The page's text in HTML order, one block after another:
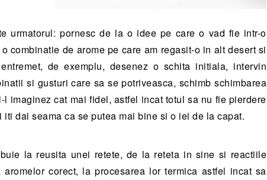
urmatorul: pornesc de la o idee pe care o vad fie intr-o
combinatie de arome pe care am regasit-o in alt desert si
de exemplu, desenez o schita initiala, intervin
si gusturi care sa se potriveasca, schimb schimbarea
imaginez cat mai fidel, astfel incat totul sa nu fie pierdere
dai seama ca se putea mai bine si o iei de la capat.
la reusita unei retete, de la reteta in sine si reactiile
corect, la procesarea lor termica astfel incat sa